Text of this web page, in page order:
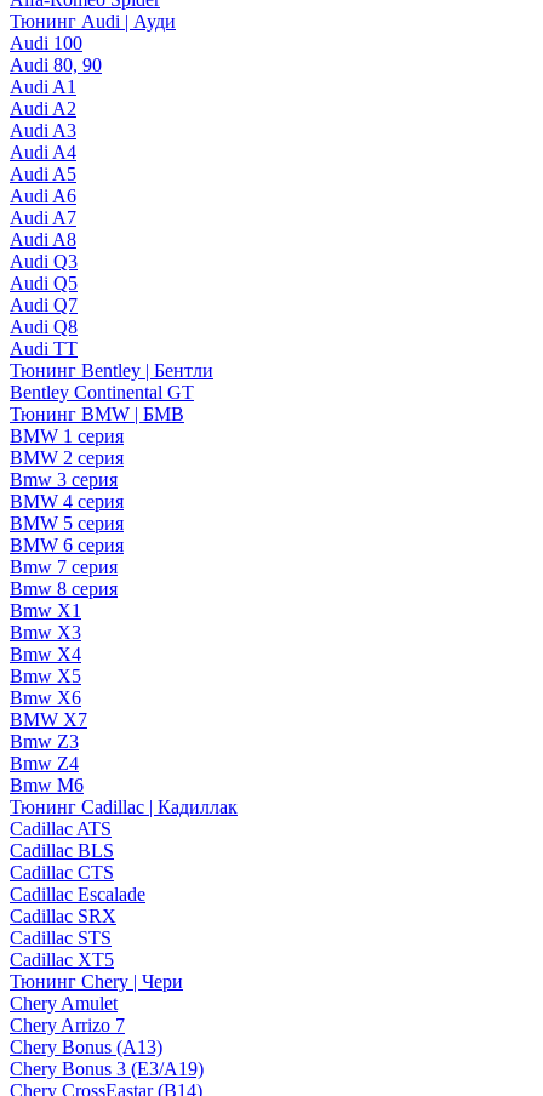
Тюнинг Audi | Ауди
Audi 100
Audi 80, 90
Audi A1
Audi A2
Audi A3
Audi A4
Audi A5
Audi A6
Audi A7
Audi A8
Audi Q3
Audi Q5
Audi Q7
Audi Q8
Audi TT
Тюнинг Bentley | Бентли
Bentley Continental GT
Тюнинг BMW | БМВ
BMW 1 серия
BMW 2 серия
Bmw 3 серия
BMW 4 серия
BMW 5 серия
BMW 6 серия
Bmw 7 серия
Bmw 8 серия
Bmw X1
Bmw X3
Bmw X4
Bmw X5
Bmw X6
BMW X7
Bmw Z3
Bmw Z4
Bmw М6
Тюнинг Cadillac | Кадиллак
Cadillac ATS
Cadillac BLS
Cadillac CTS
Cadillac Escalade
Cadillac SRX
Cadillac STS
Cadillac XT5
Тюнинг Chery | Чери
Chery Amulet
Chery Arrizo 7
Chery Bonus (A13)
Chery Bonus 3 (E3/A19)
Chery CrossEastar (B14)